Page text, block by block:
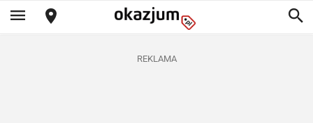
REKLAMA